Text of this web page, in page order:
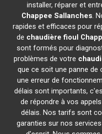
installer, réparer et
Chappee Sallanches.
rapides et efficaces pour
de chaudière fioul
sont formés pour
problèmes de votre
que ce soit une panne
une erreur de
délais sont importants,
de répondre à vos
délais. Nos tarifs sont
garanties sur nos